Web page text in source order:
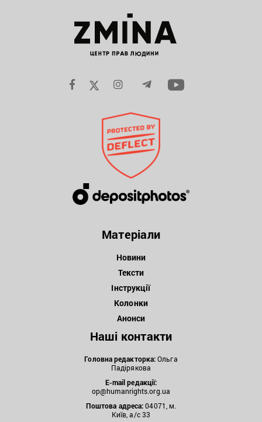
Матеріали
Новини
Тексти
Інструкції
Колонки
Анонси
Наші контакти
Головна редакторка:Ольга
Падірякова
E-mail редакції:
op@humanrights.org.ua
Поштова адреса:04071, м.
Київ, а/с 33